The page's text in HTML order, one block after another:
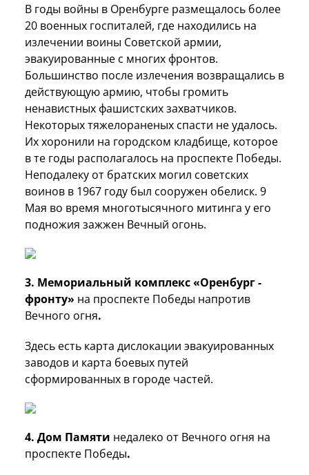
В годы войны в Оренбурге размещалось более
20 военных госпиталей, где находились на
излечении воины Советской армии,
эвакуированные с многих фронтов.
Большинство после излечения возвращались в
действующую армию, чтобы громить
ненавистных фашистских захватчиков.
Некоторых тяжелораненых спасти не удалось.
Их хоронили на городском кладбище, которое
в те годы располагалось на проспекте Победы.
Неподалеку от братских могил советских
воинов в 1967 году был сооружен обелиск. 9
Мая во время многотысячного митинга у его
подножия зажжен Вечный огонь.
3. Мемориальный комплекс «Оренбург -
фронту» на проспекте Победы напротив
Вечного огня.
Здесь есть карта дислокации эвакуированных
заводов и карта боевых путей
сформированных в городе частей.
4. Дом Памяти недалеко от Вечного огня на
проспекте Победы.